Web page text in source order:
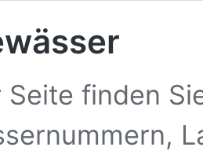
finden